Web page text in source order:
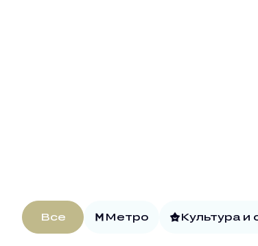
Все Метро Культура и